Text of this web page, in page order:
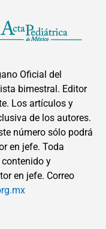
Oficial del
bimestral. Editor
Los artículos y
de los autores.
número sólo podrá
en jefe. Toda
y
en jefe. Correo